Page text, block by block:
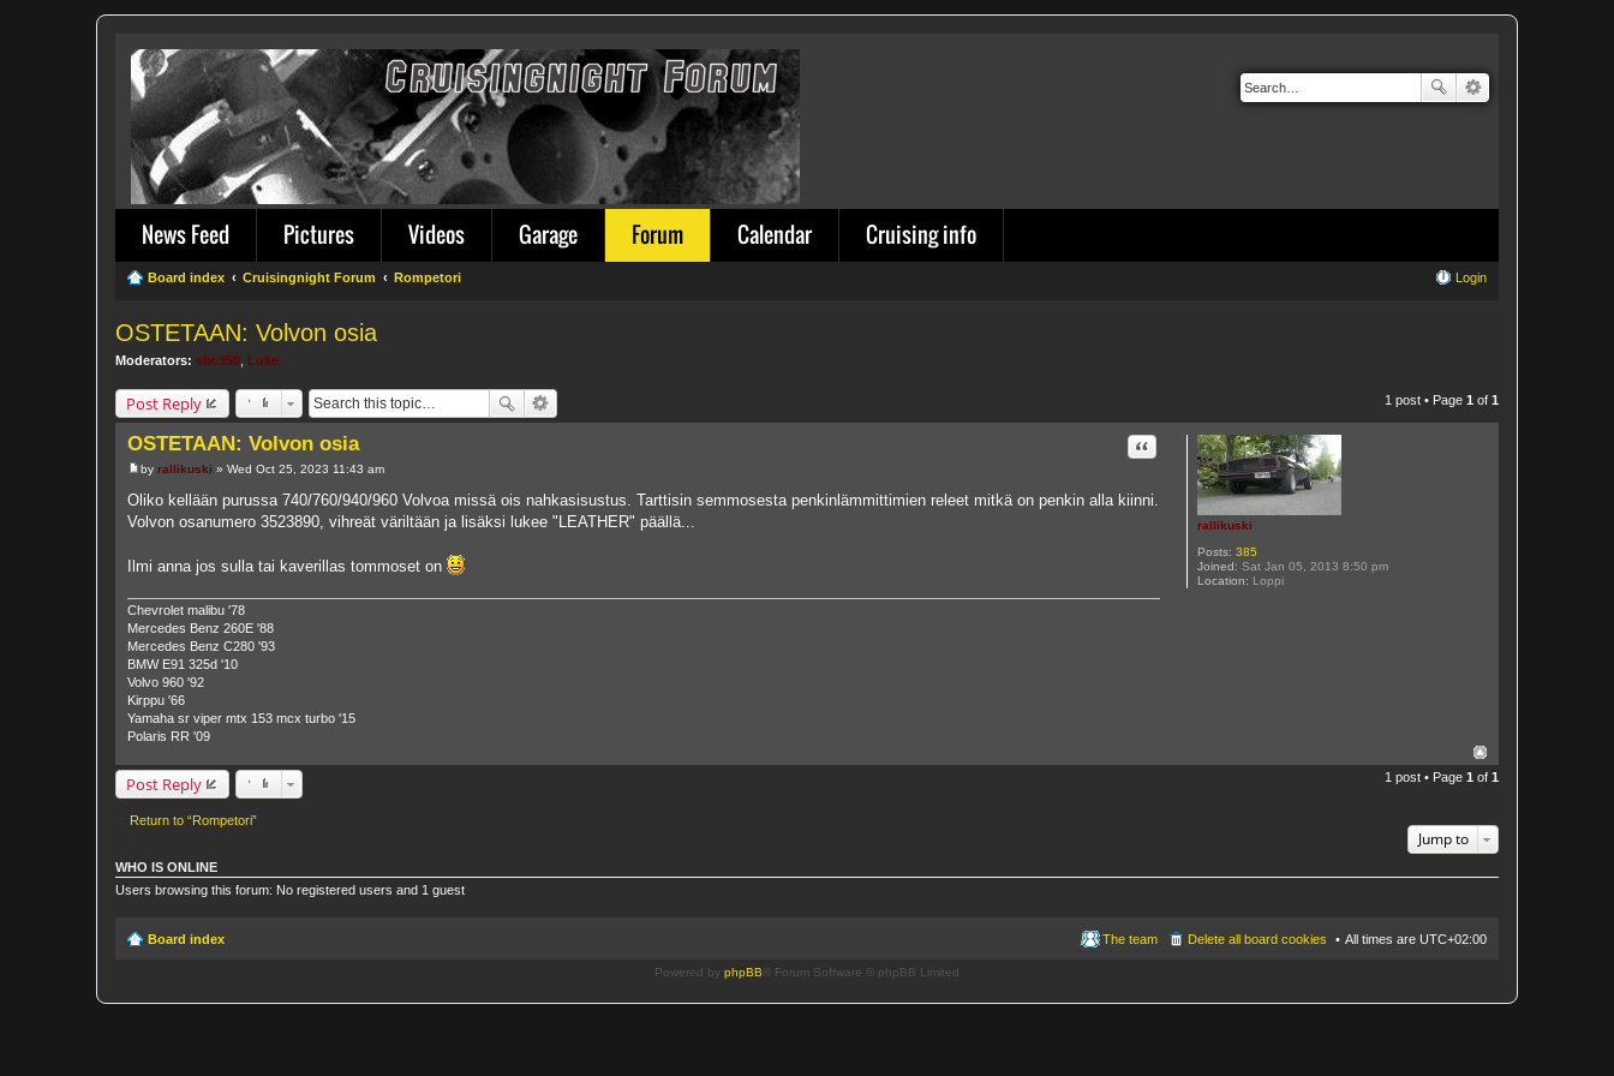
News Feed Pictures Videos Garage Forum Calendar Cruising info
Board index Cruisingnight Forum Rompetori Login
OSTETAAN: Volvon osia
Moderators: sbc350 Luke
Post Reply 1 post • Page 1 of 1
rallikuski
Posts: 385
Joined: Sat Jan 05, 2013 8:50 pm
Location: Loppi
OSTETAAN: Volvon osia Quote
P
o
s
t
by rallikuski » Wed Oct 25, 2023 11:43 am
Oliko kellään purussa 740/760/940/960 Volvoa missä ois nahkasisustus. Tarttisin semmosesta penkinlämmittimien releet mitkä on penkin alla kiinni.
Volvon osanumero 3523890, vihreät väriltään ja lisäksi lukee "LEATHER" päällä...
Ilmi anna jos sulla tai kaverillas tommoset on
Chevrolet malibu '78
Mercedes Benz 260E '88
Mercedes Benz C280 '93
BMW E91 325d '10
Volvo 960 '92
Kirppu '66
Yamaha sr viper mtx 153 mcx turbo '15
Polaris RR '09
Post Reply 1 post • Page 1 of 1
Return to “Rompetori”
Jump to
WHO IS ONLINE
Users browsing this forum: No registered users and 1 guest
Board index All times are UTC+02:00
Delete all board cookies
The team
Powered by phpBB ® Forum Software © phpBB Limited